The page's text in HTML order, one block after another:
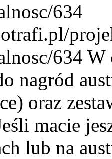
634
634 W
nagród
oraz
macie
lub na